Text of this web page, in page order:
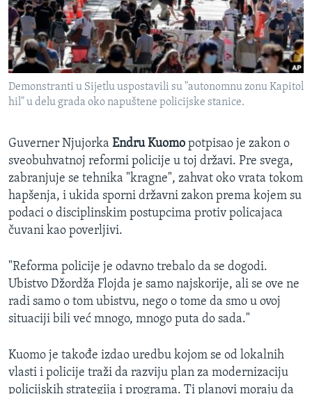
SPORT
INTERVJU
Demonstranti u Sijetlu uspostavili su "autonomnu zonu Kapitol
hil" u delu grada oko napuštene policijske stanice.
Guverner Njujorka Endru Kuomo potpisao je zakon o
sveobuhvatnoj reformi policije u toj državi. Pre svega,
zabranjuje se tehnika "kragne", zahvat oko vrata tokom
hapšenja, i ukida sporni državni zakon prema kojem su
podaci o disciplinskim postupcima protiv policajaca
čuvani kao poverljivi.
"Reforma policije je odavno trebalo da se dogodi.
Ubistvo Džordža Flojda je samo najskorije, ali se ove ne
radi samo o tom ubistvu, nego o tome da smo u ovoj
situaciji bili već mnogo, mnogo puta do sada."
Kuomo je takođe izdao uredbu kojom se od lokalnih
vlasti i policije traži da razviju plan za modernizaciju
policijskih strategija i programa. Ti planovi moraju da